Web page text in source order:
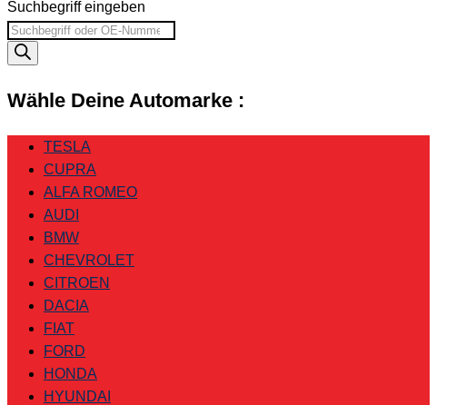
Suchbegriff eingeben
Wähle Deine Automarke :
TESLA
CUPRA
ALFA ROMEO
AUDI
BMW
CHEVROLET
CITROEN
DACIA
FIAT
FORD
HONDA
HYUNDAI